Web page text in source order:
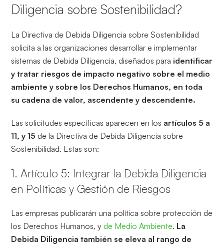
Diligencia sobre Sostenibilidad?
La Directiva de Debida Diligencia sobre Sostenibilidad
solicita a las organizaciones desarrollar e implementar
sistemas de Debida Diligencia, diseñados para identificar
y tratar riesgos de impacto negativo sobre el medio
ambiente y sobre los Derechos Humanos, en toda
su cadena de valor, ascendente y descendente.
Las solicitudes específicas aparecen en los artículos 5 a
11, y 15 de la Directiva de Debida Diligencia sobre
Sostenibilidad. Estas son:
1. Artículo 5: Integrar la Debida Diligencia
en Políticas y Gestión de Riesgos
Las empresas publicarán una política sobre protección de
los Derechos Humanos, yde Medio Ambiente. La
Debida Diligencia también se eleva al rango de